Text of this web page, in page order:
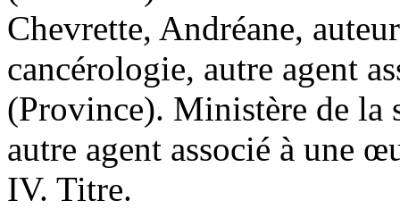
Chevrette, Andréane,
cancérologie, autre agent
(Province). Ministère de la
autre agent associé à une
IV. Titre.